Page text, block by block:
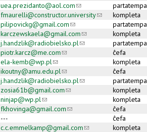
uea.prezidanto@aol.com(link sends e-mail)partatempa
fmaurelli@constructor.university(link sends e-mail)
kompleta
pilipovickg@gmail.com(link sends e-mail)partatempa
karczewskaela@gmail.com(link sends e-mail)
kompleta
j.handzlik@radiobielsko.pl(link sends e-mail)
partatempa
piotr.karcz@me.com(link sends e-mail)ĉefa
ela-kemb@wp.pl(link sends e-mail)
kompleta
ikoutny@amu.edu.pl(link sends e-mail)ĉefa
j.handzlik@radiobielsko.pl(link sends e-mail)
partatempa
zosia61b@gmail.com(link sends e-mail)kompleta
ninjap@wp.pl(link sends e-mail)
kompleta
fkhovinga@gmail.com(link sends e-mail)
ĉefa
---
ĉefa
c.c.emmelkamp@gmail.com(link sends e-mail)
kompleta